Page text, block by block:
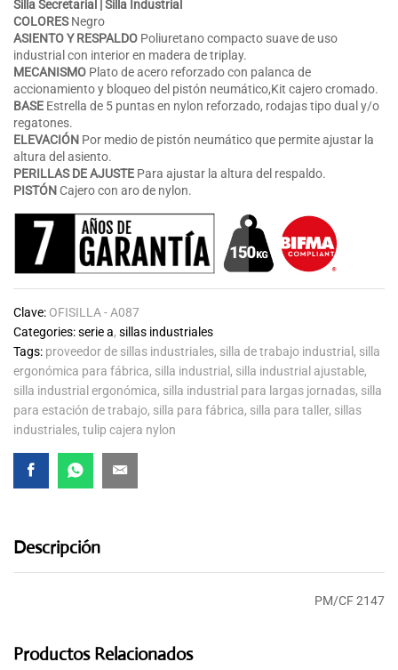
Silla Secretarial | Silla Industrial
COLORESNegro
ASIENTO Y RESPALDO Poliuretano compacto suave de uso
industrial con interior en madera de triplay.
MECANISMO Plato de acero reforzado con palanca de
accionamiento y bloqueo del pistón neumático,Kit cajero cromado.
BASE Estrella de 5 puntas en nylon reforzado, rodajas tipo dual y/o
regatones.
ELEVACIÓN Por medio de pistón neumático que permite ajustar la
altura del asiento.
PERILLAS DEAJUSTE Para ajustar la altura del respaldo.
PISTÓNCajero con aro de nylon.
Clave: OFISILLA - A087
Categories:serie a, sillas industriales
Tags: proveedor de sillas industriales, silla de trabajo industrial, silla
ergonómica para fábrica, silla industrial, silla industrial ajustable,
silla industrial ergonómica, silla industrial para largas jornadas, silla
para estación de trabajo, silla para fábrica, silla para taller, sillas
industriales, tulip cajera nylon
Descripción
PM/CF 2147
Productos Relacionados